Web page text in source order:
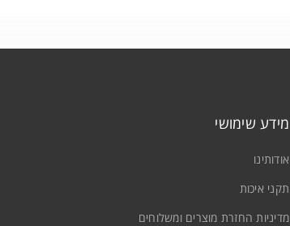
מידע שימושי
אודותינו
תקני איכות
מדיניות החזרת מוצרים ומשלוחים